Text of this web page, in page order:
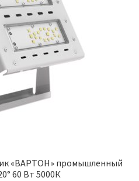
«ВАРТОН» промышленный
60 Вт 5000К